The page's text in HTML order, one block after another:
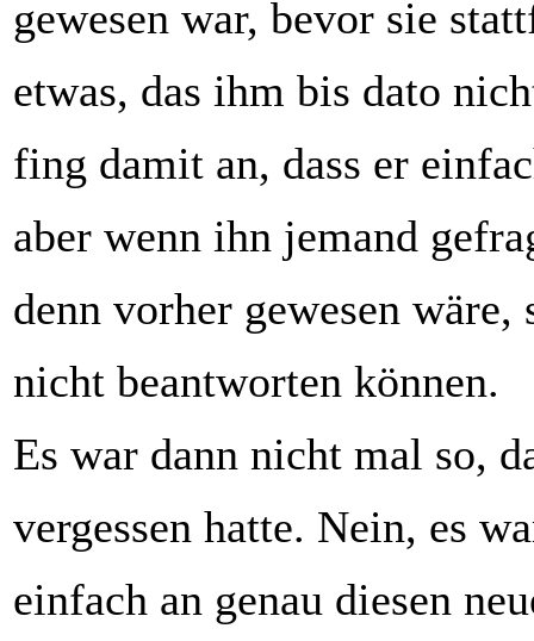
gewesen war, bevor sie
etwas, das ihm bis dato
fing damit an, dass er
aber wenn ihn jemand
denn vorher gewesen wäre,
nicht beantworten können.
Es war dann nicht mal so,
vergessen hatte. Nein, es
einfach an genau diesen